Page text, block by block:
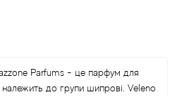
Parfums - це парфум для
належить до групи шипрові. Veleno